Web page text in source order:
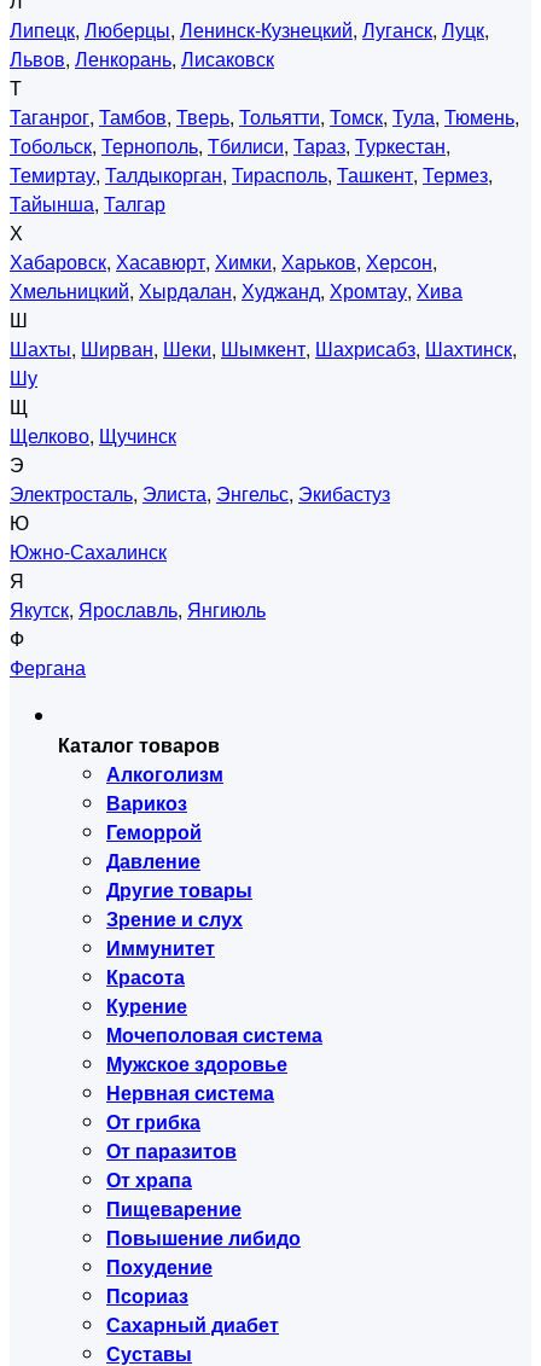
Липецк, Люберцы, Ленинск-Кузнецкий, Луганск, Луцк,
Львов, Ленкорань, Лисаковск
Т
Таганрог, Тамбов, Тверь, Тольятти, Томск, Тула, Тюмень,
Тобольск, Тернополь, Тбилиси, Тараз, Туркестан,
Темиртау, Талдыкорган, Тирасполь, Ташкент, Термез,
Тайынша, Талгар
Х
Хабаровск, Хасавюрт, Химки, Харьков, Херсон,
Хмельницкий, Хырдалан, Худжанд, Хромтау, Хива
Ш
Шахты, Ширван, Шеки, Шымкент, Шахрисабз, Шахтинск,
Шу
Щ
Щелково, Щучинск
Э
Электросталь, Элиста, Энгельс, Экибастуз
Ю
Южно-Сахалинск
Я
Якутск, Ярославль, Янгиюль
Ф
Фергана
Каталог товаров
Алкоголизм
Варикоз
Геморрой
Давление
Другие товары
Зрение и слух
Иммунитет
Красота
Курение
Мочеполовая система
Мужское здоровье
Нервная система
От грибка
От паразитов
От храпа
Пищеварение
Повышение либидо
Похудение
Псориаз
Сахарный диабет
Суставы